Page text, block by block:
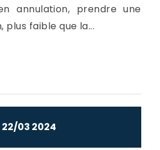
annulation, prendre une
plus faible que la...
22/03 2024